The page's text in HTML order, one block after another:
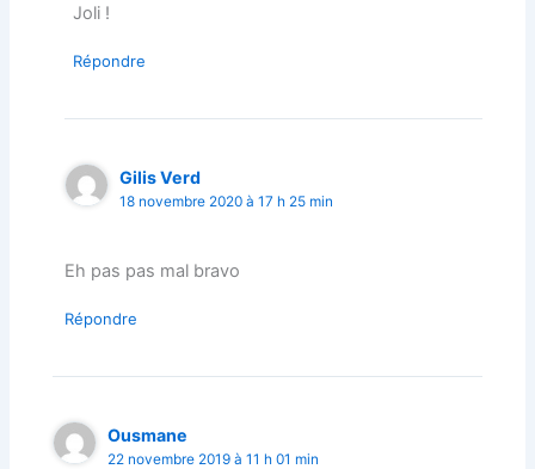
Joli !
Répondre
Gilis Verd
18 novembre 2020 à 17 h 25 min
Eh pas pas mal bravo
Répondre
Ousmane
22 novembre 2019 à 11 h 01 min